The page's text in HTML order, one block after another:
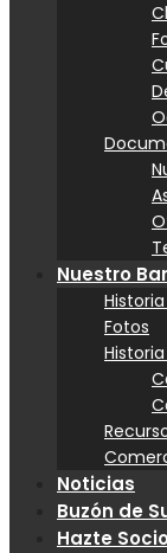
Nuestro
Fotos
Noticias
Buzón de
Hazte Socio